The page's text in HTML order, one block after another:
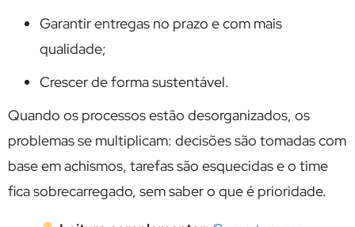
Garantir entregas no prazo e com mais
qualidade;
Crescer de forma sustentável.
Quando os processos estão desorganizados, os
problemas se multiplicam: decisões são tomadas com
base em achismos, tarefas são esquecidas e o time
fica sobrecarregado, sem saber o que é prioridade.